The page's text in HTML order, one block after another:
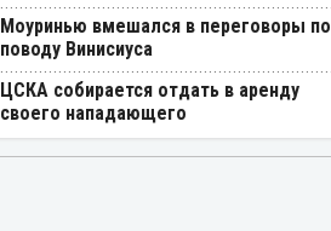
Моуринью вмешался в переговоры по
поводу Винисиуса
ЦСКА собирается отдать в аренду
своего нападающего